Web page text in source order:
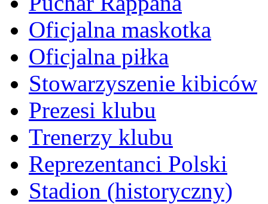
Oficjalna maskotka
Oficjalna piłka
Stowarzyszenie kibiców
Prezesi klubu
Trenerzy klubu
Reprezentanci Polski
Stadion (historyczny)